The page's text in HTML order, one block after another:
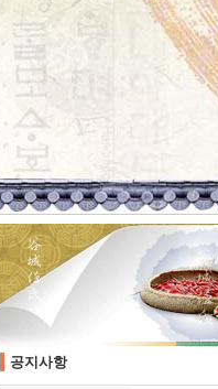
공지사항